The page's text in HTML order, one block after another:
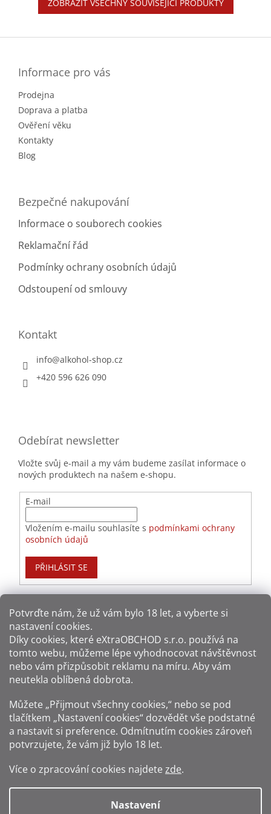
Potvrďte nám​​, že už vám bylo 18 let, a vyberte si
nastavení cookies.
Díky cookies, které eXtraOBCHOD s.r.o. používá na
tomto webu, můžeme lépe vyhodnocovat návštěvnost
nebo vám přizpůsobit reklamu na míru. Aby vám
neutekla oblíbená dobrota.
Můžete „Přijmout všechny cookies,“ nebo se pod
tlačítkem „Nastavení cookies“ dozvědět vše podstatné
a nastavit si preference. Odmítnutím cookies zároveň
potvrzujete, že vám již bylo 18 let.
Více o zpracování cookies najdete zde.
Nastavení
ZOBRAZIT VŠECHNY SOUVISEJÍCÍ PRODUKTY
Informace pro vás
Prodejna
Doprava a platba
Ověření věku
Kontakty
Blog
Bezpečné nakupování
Informace o souborech cookies
Reklamační řád
Podmínky ochrany osobních údajů
Odstoupení od smlouvy
Kontakt
info@alkohol-shop.cz
+420 596 626 090
Odebírat newsletter
Vložte svůj e-mail a my vám budeme zasílat informace o
nových produktech na našem e-shopu.
E-mail
Vložením e-mailu souhlasíte s podmínkami ochrany
osobních údajů
PŘIHLÁSIT SE
Způsoby dopravy:
Zákaz prodeje alkoholu osobám mladším 18 let.